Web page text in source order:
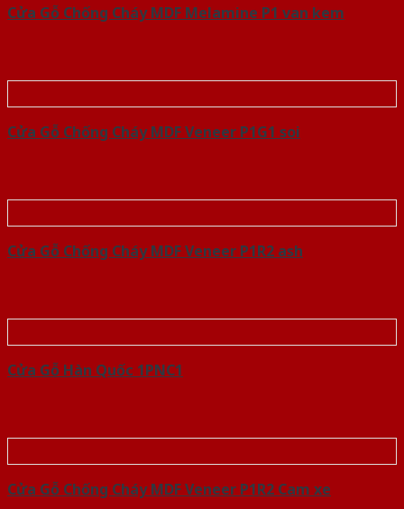
Cửa Gỗ Chống Cháy MDF Melamine P1 van kem
Cửa Gỗ Chống Cháy MDF Veneer P1G1 soi
Cửa Gỗ Chống Cháy MDF Veneer P1R2 ash
Cửa Gỗ Hàn Quốc 1PNC1
Cửa Gỗ Chống Cháy MDF Veneer P1R2 Cam xe